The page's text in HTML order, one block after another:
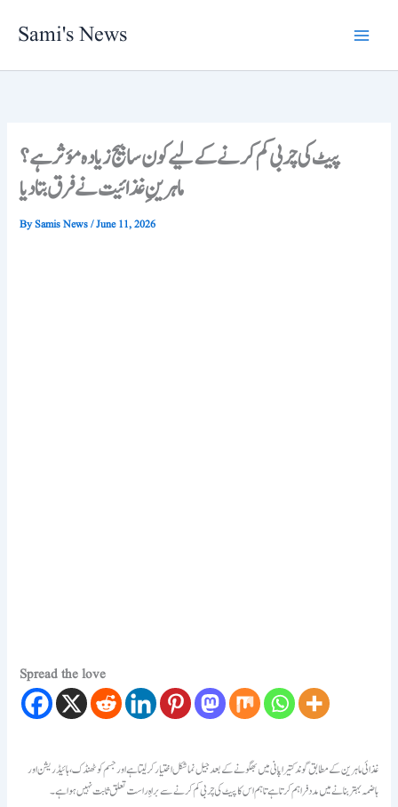
Sami's News
پیٹ کی چر بی کم کر نے کے لیے کون سا بیج زیادہ مؤثر ہے؟
ماہرینِ غذائیت نے فرق بتا دیا
BySamis News/June 11, 2026
Spread the love
غذائی ماہرین کے مطابق گوند کتیرا پانی میں بھگونے کے بعد جیل نما شکل اختیار کر لیتا ہے اور جسم کو ٹھنڈک، ہائیڈریشن اور
ہاضمہ بہتر بنانے میں مدد فراہم کرتا ہے تاہم اس کا پیٹ کی چربی کم کرنے سے براہِ راست تعلق ثابت نہیں ہوا ہے۔